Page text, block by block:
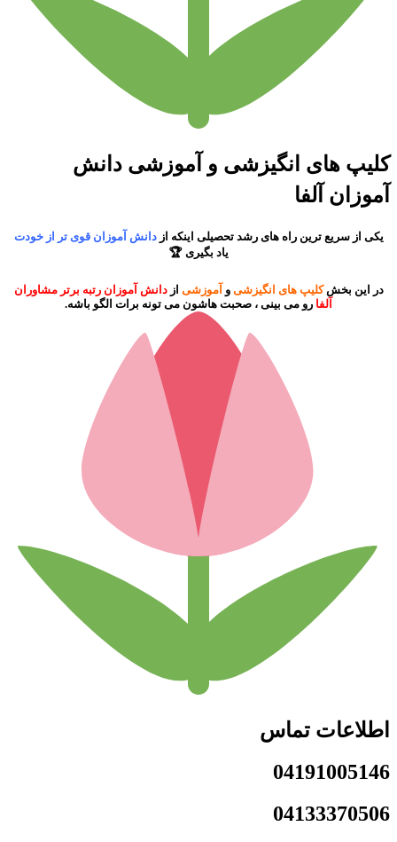
کلیپ های انگیزشی و آموزشی دانش
آموزان آلفا
یکی از سریع ترین راه های رشد تحصیلی اینکه ازدانش آموزان قوی تر از خودت
یاد بگیری 🏆
در این بخشکلیپ های انگیزشی و آموزشی از دانش آموزان رتبه برتر مشاوران
آلفا رو می بینی ، صحبت هاشون می تونه برات الگو باشه.
اطلاعات تماس
04191005146
04133370506